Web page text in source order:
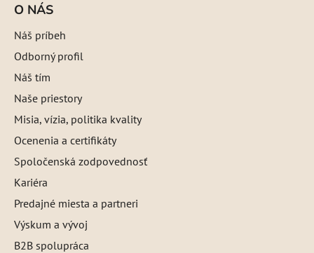
O NÁS
Náš príbeh
Odborný profil
Náš tím
Naše priestory
Misia, vízia, politika kvality
Ocenenia a certifikáty
Spoločenská zodpovednosť
Kariéra
Predajné miesta a partneri
Výskum a vývoj
B2B spolupráca